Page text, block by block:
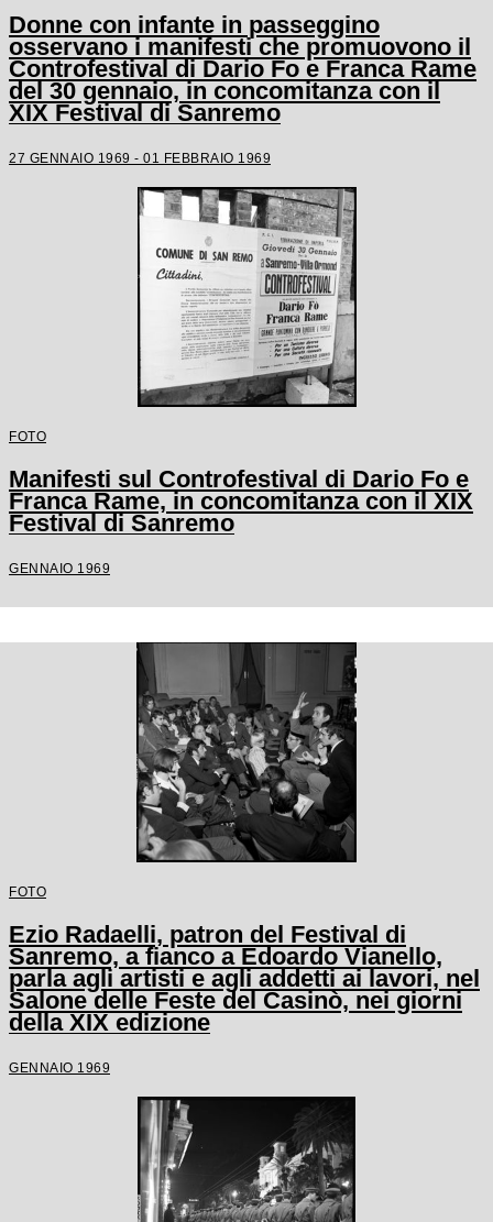
Donne con infante in passeggino
osservano i manifesti che promuovono il
Controfestival di Dario Fo e Franca Rame
del 30 gennaio, in concomitanza con il
XIX Festival di Sanremo
27 GENNAIO 1969 - 01 FEBBRAIO 1969
FOTO
Manifesti sul Controfestival di Dario Fo e
Franca Rame, in concomitanza con il XIX
Festival di Sanremo
GENNAIO 1969
FOTO
Ezio Radaelli, patron del Festival di
Sanremo, a fianco a Edoardo Vianello,
parla agli artisti e agli addetti ai lavori, nel
Salone delle Feste del Casinò, nei giorni
della XIX edizione
GENNAIO 1969